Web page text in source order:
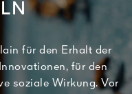
für den Erhalt der
für den
soziale Wirkung. Vor